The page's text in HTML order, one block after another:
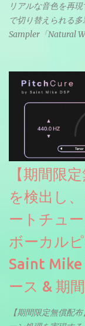
リアルな音色を再
で切り替えられる
Sampler「Natural
【期間限
を検出し
ートチュ
ボーカル
Saint Mike
ース & 期
【期間限定無償配